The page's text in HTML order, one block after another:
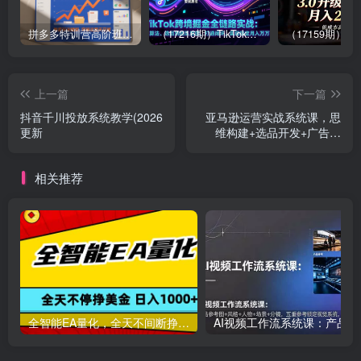
拼多多特训营高阶班，独家玩法赋能，突破运营天花板（更新26年1月） （17216期）TikTok跨境掘金全链路实战：从算法、选品到团队管理，打通闭环，实现稳定月入万刀
上一篇
抖音千川投放系统教学(2026
更新
下一篇
亚马逊运营实战系统课，思
维构建+选品开发+广告推
相关推荐
全智能EA量化，全天不间断挣美金，，小白轻松操作，日入1000+